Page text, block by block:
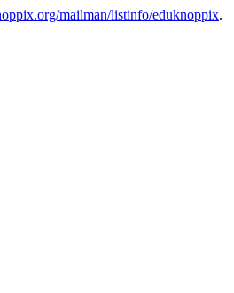
mailman/listinfo/eduknoppix.